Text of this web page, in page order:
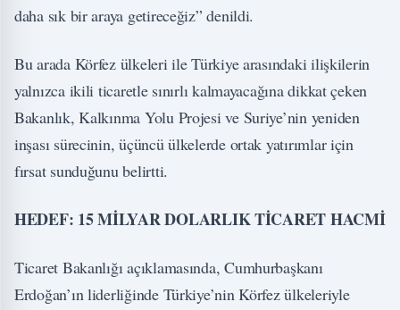
daha sık bir araya getireceğiz” denildi.
Bu arada Körfez ülkeleri ile Türkiye arasındaki ilişkilerin
yalnızca ikili ticaretle sınırlı kalmayacağına dikkat çeken
Bakanlık, Kalkınma Yolu Projesi ve Suriye’nin yeniden
inşası sürecinin, üçüncü ülkelerde ortak yatırımlar için
fırsat sunduğunu belirtti.
HEDEF: 15 MİLYAR DOLARLIK TİCARET HACMİ
Ticaret Bakanlığı açıklamasında, Cumhurbaşkanı
Erdoğan’ın liderliğinde Türkiye’nin Körfez ülkeleriyle